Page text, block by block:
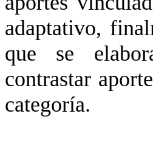
adaptativo,
que se
contrastar
categoría.